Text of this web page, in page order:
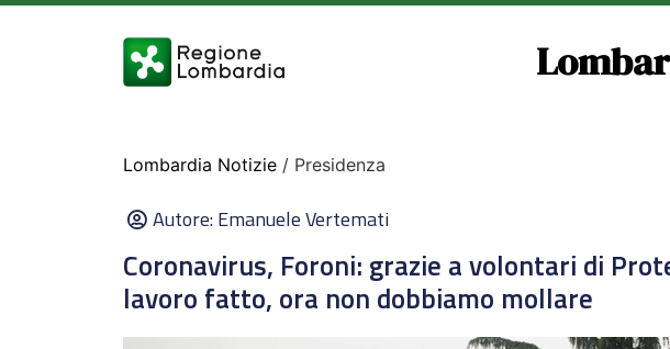
Lombardia Notizie / Presidenza
Autore:Emanuele Vertemati
Coronavirus, Foroni: grazie a volontari di
lavoro fatto, ora non dobbiamo mollare